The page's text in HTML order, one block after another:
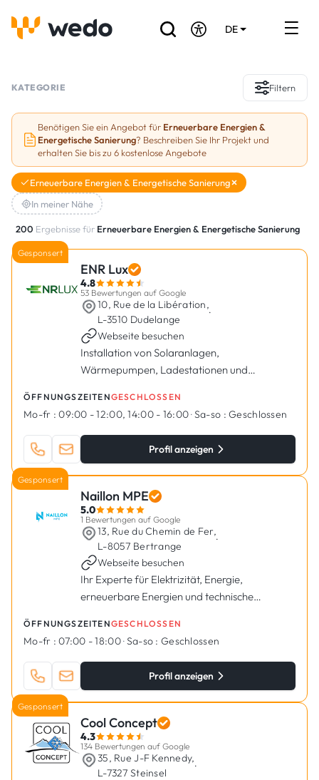
DE
Referenzen
Förderungen & Zuschüsse
Stellenbörse
Sind Sie Handwerker?
Einloggen
KATEGORIE Filtern
Benötigen Sie ein Angebot für Erneuerbare Energien &
Energetische Sanierung? Beschreiben Sie Ihr Projekt und
erhalten Sie bis zu 6 kostenlose Angebote
Erneuerbare Energien & Energetische Sanierung
In meiner Nähe
200 Ergebnisse für Erneuerbare Energien & Energetische Sanierung
Gesponsert
ENR Lux
4.8
53 Bewertungen auf Google
10, Rue de la Libération,
L-3510 Dudelange
·
Webseite besuchen
Installation von Solaranlagen,
Wärmepumpen, Ladestationen und
ÖFFNUNGSZEITENGESCHLOSSEN
Mo-fr : 09:00 - 12:00, 14:00 - 16:00·Sa-so : Geschlossen
Profil anzeigen
Gesponsert
Naillon MPE
5.0
1 Bewertungen auf Google
13, Rue du Chemin de Fer,
L-8057 Bertrange
·
Webseite besuchen
Ihr Experte für Elektrizität, Energie,
erneuerbare Energien und technische
ÖFFNUNGSZEITENGESCHLOSSEN
Mo-fr : 07:00 - 18:00·Sa-so : Geschlossen
Profil anzeigen
Gesponsert
Cool Concept
4.3
134 Bewertungen auf Google
35, Rue J-F Kennedy,
L-7327 Steinsel
·